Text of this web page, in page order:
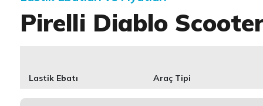
Pirelli Diablo
Lastik Ebatı Araç Tipi